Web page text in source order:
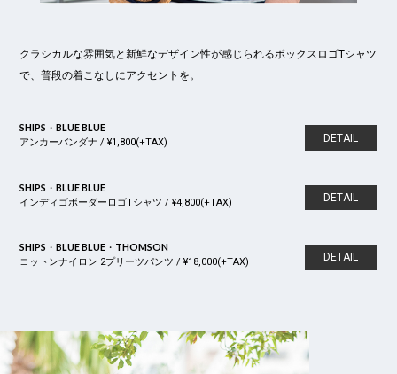
クラシカルな雰囲気と新鮮なデザイン性が感じられるボックスロゴTシャツ
で、普段の着こなしにアクセントを。
SHIPS・BLUE BLUE
アンカーバンダナ / ¥1,800(+TAX)
DETAIL
SHIPS・BLUE BLUE
インディゴボーダーロゴTシャツ / ¥4,800(+TAX)
DETAIL
SHIPS・BLUE BLUE・THOMSON
コットンナイロン 2プリーツパンツ / ¥18,000(+TAX)
DETAIL